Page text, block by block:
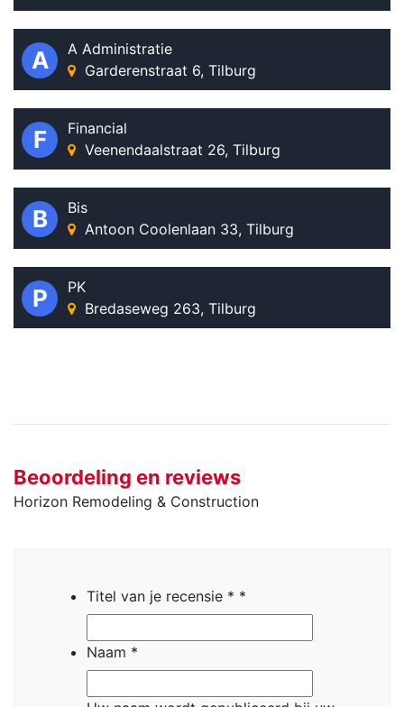
A
A Administratie
Garderenstraat 6, Tilburg
F
Financial
Veenendaalstraat 26, Tilburg
B
Bis
Antoon Coolenlaan 33, Tilburg
P
PK
Bredaseweg 263, Tilburg
Beoordeling en reviews
Horizon Remodeling & Construction
Titel van je recensie * *
Naam *